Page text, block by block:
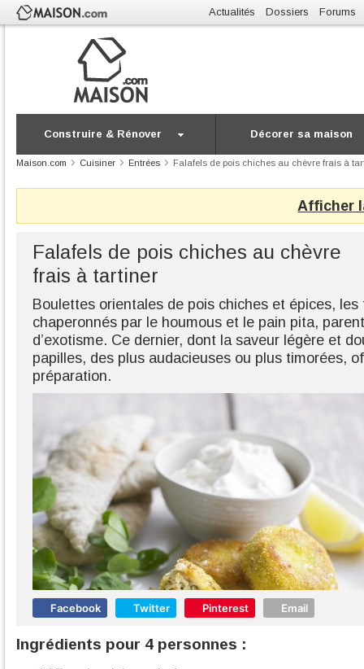
Actualités Dossiers Forums
Construire & Rénover Décorer sa maison
Maison.com Cuisiner Entrées Falafels de pois chiches au chèvre frais à
Afficher
Falafels de pois chiches au chèvre
frais à tartiner
Boulettes orientales de pois chiches et épices, les
chaperonnés par le houmous et le pain pita,
d’exotisme. Ce dernier, dont la saveur légère et
papilles, des plus audacieuses ou plus timorées,
préparation.
Facebook Twitter Pinterest Email
Ingrédients pour 4 personnes :